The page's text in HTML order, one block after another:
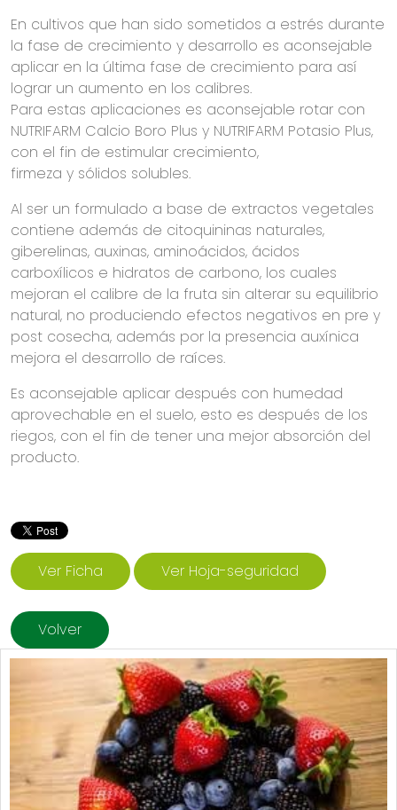
En cultivos que han sido sometidos a estrés durante
la fase de crecimiento y desarrollo es aconsejable
aplicar en la última fase de crecimiento para así
lograr un aumento en los calibres.
Para estas aplicaciones es aconsejable rotar con
NUTRIFARM Calcio Boro Plus y NUTRIFARM Potasio Plus,
con el fin de estimular crecimiento,
firmeza y sólidos solubles.
Al ser un formulado a base de extractos vegetales
contiene además de citoquininas naturales,
giberelinas, auxinas, aminoácidos, ácidos
carboxílicos e hidratos de carbono, los cuales
mejoran el calibre de la fruta sin alterar su equilibrio
natural, no produciendo efectos negativos en pre y
post cosecha, además por la presencia auxínica
mejora el desarrollo de raíces.
Es aconsejable aplicar después con humedad
aprovechable en el suelo, esto es después de los
riegos, con el fin de tener una mejor absorción del
producto.
Ver Ficha Ver Hoja-seguridad
Volver